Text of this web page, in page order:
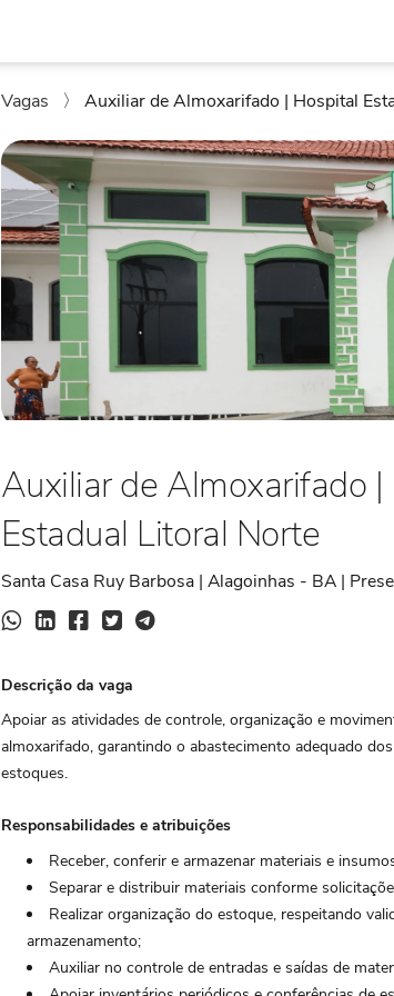
Vagas 〉 Auxiliar de Almoxarifado | Hospital
Auxiliar de Almoxarifado |
Estadual Litoral Norte
Santa Casa Ruy Barbosa | Alagoinhas - BA |
Descrição da vaga
Apoiar as atividades de controle, organização e
almoxarifado, garantindo o abastecimento adequado
estoques.
Responsabilidades e atribuições
Receber, conferir e armazenar materiais e
Separar e distribuir materiais conforme
Realizar organização do estoque, respeitando
armazenamento;
Auxiliar no controle de entradas e saídas de